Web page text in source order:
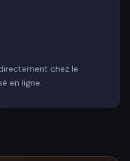
chez le
en ligne.